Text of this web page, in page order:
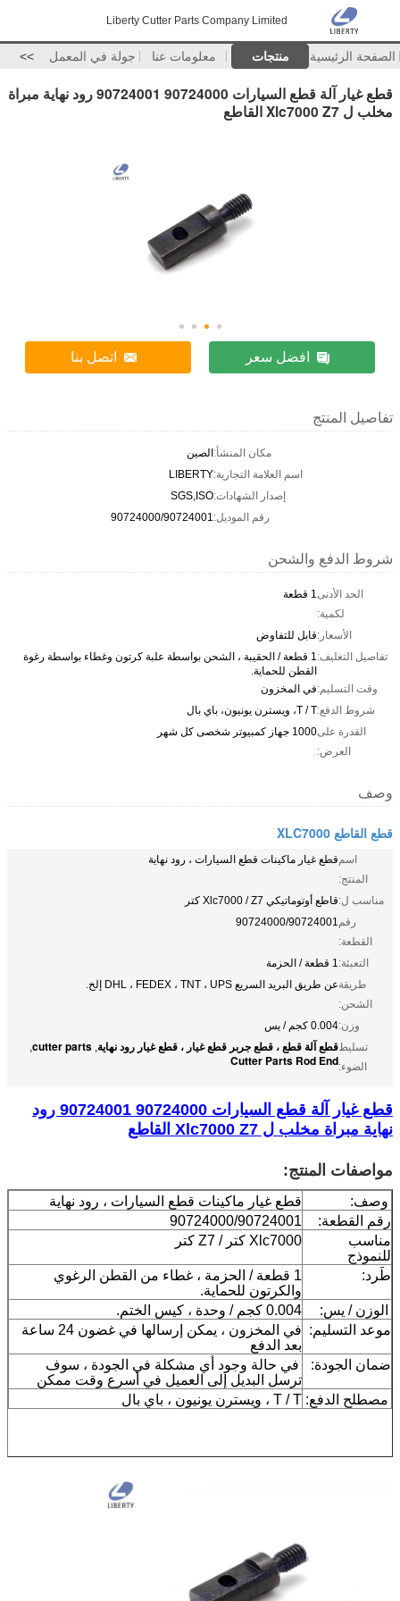
Liberty Cutter Parts Company Limited
الصفحة الرئيسية منتجات معلومات عنا جولة في المعمل >>
قطع غيار آلة قطع السيارات 90724000 90724001 رود نهاية مبراة
مخلب ل Xlc7000 Z7 القاطع
افضل سعر اتصل بنا
تفاصيل المنتج
مكان المنشأ:الصين
اسم العلامة التجارية:LIBERTY
إصدار الشهادات:SGS,ISO
رقم الموديل:90724000/90724001
شروط الدفع والشحن
الحد الأدنى
لكمية:
1 قطعة
الأسعار:قابل للتفاوض
تفاصيل التغليف:
1 قطعة / الحقيبة ، الشحن بواسطة علبة كرتون وغطاء بواسطة رغوة
القطن للحماية.
وقت التسليم:في المخزون
شروط الدفع:T / T، ويسترن يونيون، باي بال
القدرة على
العرض:
1000 جهاز كمبيوتر شخصى كل شهر
وصف
قطع القاطع XLC7000
اسم
المنتج:
قطع غيار ماكينات قطع السيارات ، رود نهاية
مناسب ل:قاطع أوتوماتيكي Xlc7000 / Z7 كتر
رقم
القطعة:
90724000/90724001
التعبئة:1 قطعة / الحزمة
طريقة
الشحن:
عن طريق البريد السريع DHL ، FEDEX ، TNT ، UPS إلخ.
وزن:0.004 كجم / يس
تسليط
الضوء:
قطع آلة قطع ، قطع جربر قطع غيار ، قطع غيار رود نهاية,
cutter parts
,
Cutter Parts Rod End
قطع غيار آلة قطع السيارات 90724000 90724001 رود
نهاية مبراة مخلب ل Xlc7000 Z7 القاطع
مواصفات المنتج:
وصف:
قطع غيار ماكينات قطع السيارات ، رود نهاية
رقم القطعة:
90724000/90724001
مناسب
للنموذج
Xlc7000 كتر / Z7 كتر
طَرد:
1 قطعة / الحزمة ، غطاء من القطن الرغوي
والكرتون للحماية.
الوزن / يس:
0.004 كجم / وحدة ، كيس الختم.
موعد التسليم:
في المخزون ، يمكن إرسالها في غضون 24 ساعة
بعد الدفع
ضمان الجودة:
في حالة وجود أي مشكلة في الجودة ، سوف
ترسل البديل إلى العميل في أسرع وقت ممكن
مصطلح الدفع: T / T ، ويسترن يونيون ، باي بال